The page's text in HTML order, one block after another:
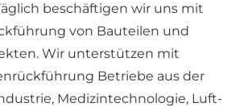
beschäftigen wir uns mit
von Bauteilen und
Wir unterstützen mit
Betriebe aus der
Medizintechnologie, Luft-